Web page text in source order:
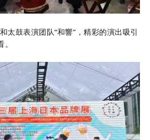
太鼓表演团队“和響”，精彩的演出吸引